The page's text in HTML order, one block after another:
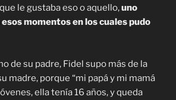
le gustaba eso o aquello,uno
momentos en los cuales pudo
de su padre, Fidel supo más de la
madre, porque “mi papá y mi mamá
ella tenía 16 años, y queda